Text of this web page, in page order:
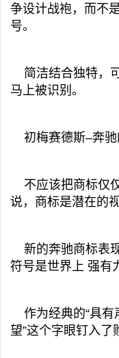
争设计战袍，而不
号。
简洁结合独特，
马上被识别。
初梅赛德斯–奔驰
不应该把商标仅
说，商标是潜在的视
新的奔驰商标表
符号是世界上 强有
作为经典的“具有
望”这个字眼钉入了